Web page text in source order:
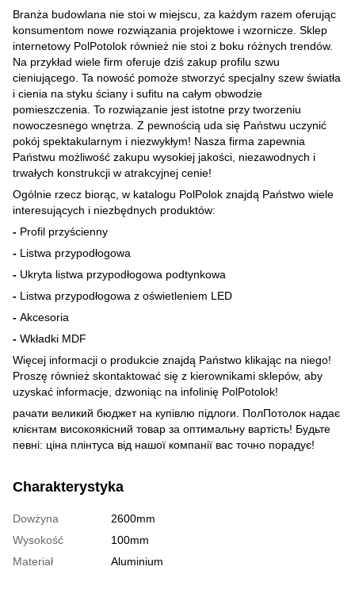
Branża budowlana nie stoi w miejscu, za każdym razem oferując
konsumentom nowe rozwiązania projektowe i wzornicze. Sklep
internetowy PolPotolok również nie stoi z boku różnych trendów.
Na przykład wiele firm oferuje dziś zakup profilu szwu
cieniującego. Ta nowość pomoże stworzyć specjalny szew światła
i cienia na styku ściany i sufitu na całym obwodzie
pomieszczenia. To rozwiązanie jest istotne przy tworzeniu
nowoczesnego wnętrza. Z pewnością uda się Państwu uczynić
pokój spektakularnym i niezwykłym! Nasza firma zapewnia
Państwu możliwość zakupu wysokiej jakości, niezawodnych i
trwałych konstrukcji w atrakcyjnej cenie!
Ogólnie rzecz biorąc, w katalogu PolPolok znajdą Państwo wiele
interesujących i niezbędnych produktów:
- Profil przyścienny
- Listwa przypodłogowa
- Ukryta listwa przypodłogowa podtynkowa
- Listwa przypodłogowa z oświetleniem LED
- Akcesoria
- Wkładki MDF
Więcej informacji o produkcie znajdą Państwo klikając na niego!
Proszę również skontaktować się z kierownikami sklepów, aby
uzyskać informacje, dzwoniąc na infolinię PolPotolok!
рачати великий бюджет на купівлю підлоги. ПолПотолок надає
клієнтам високоякісний товар за оптимальну вартість! Будьте
певні: ціна плінтуса від нашої компанії вас точно порадує!
Charakterystyka
Dowżyna
2600mm
Wysokość
100mm
Materiał
Aluminium